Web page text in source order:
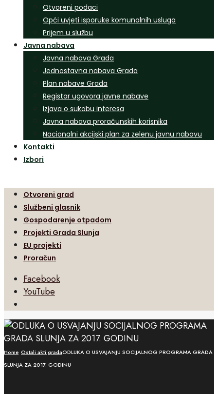
Otvoreni podaci
Opći uvjeti isporuke komunalnih usluga
Prijem u službu
Javna nabava
Javna nabava Grada
Jednostavna nabava Grada
Plan nabave Grada
Registar ugovora javne nabave
Izjava o sukobu interesa
Javna nabava proračunskih korisnika
Nacionalni akcijski plan za zelenu javnu nabavu
Kontakti
Izbori
Otvoreni grad
Službeni glasnik
Gospodarenje otpadom
Projekti Grada Slunja
EU projekti
Proračun
Facebook
YouTube
Search
Window
Home Ostali akti gradaODLUKA O USVAJANJU SOCIJALNOG PROGRAMA GRADA
SLUNJA ZA 2017. GODINU